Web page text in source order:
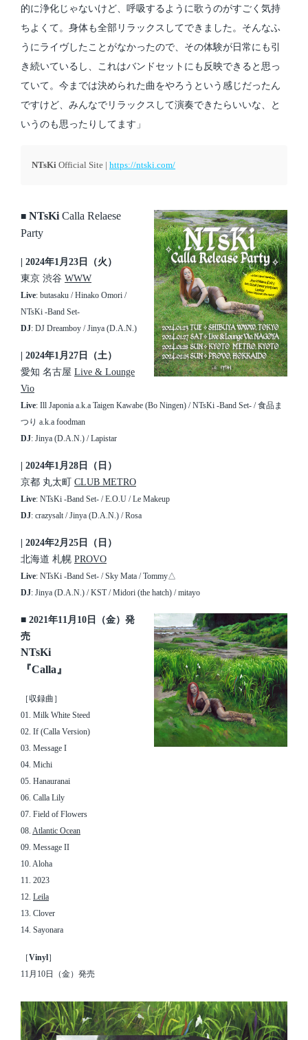
的に浄化じゃないけど、呼吸するように歌うのがすごく気持
ちよくて。身体も全部リラックスしてできました。そんなふ
うにライヴしたことがなかったので、その体験が日常にも引
き続いているし、これはバンドセットにも反映できると思っ
ていて。今までは決められた曲をやろうという感じだったん
ですけど、みんなでリラックスして演奏できたらいいな、と
いうのも思ったりしてます」
NTsKi Official Site | https://ntski.com/
■ NTsKi Calla Relaese
Party
| 2024年1月23日（火）
東京 渋谷 WWW
Live: butasaku / Hinako Omori /
NTsKi -Band Set-
DJ: DJ Dreamboy / Jinya (D.A.N.)
| 2024年1月27日（土）
愛知 名古屋 Live & Lounge
Vio
Live: Ill Japonia a.k.a Taigen Kawabe (Bo Ningen) / NTsKi -Band Set- / 食品ま
つり a.k.a foodman
DJ: Jinya (D.A.N.) / Lapistar
| 2024年1月28日（日）
京都 丸太町 CLUB METRO
Live: NTsKi -Band Set- / E.O.U / Le Makeup
DJ: crazysalt / Jinya (D.A.N.) / Rosa
| 2024年2月25日（日）
北海道 札幌 PROVO
Live: NTsKi -Band Set- / Sky Mata / Tommy△
DJ: Jinya (D.A.N.) / KST / Midori (the hatch) / mitayo
■ 2021年11月10日（金）発
売
NTsKi
『Calla』
［収録曲］
01. Milk White Steed
02. If (Calla Version)
03. Message I
04. Michi
05. Hanauranai
06. Calla Lily
07. Field of Flowers
08. Atlantic Ocean
09. Message II
10. Aloha
11. 2023
12. Leila
13. Clover
14. Sayonara
［Vinyl］
11月10日（金）発売